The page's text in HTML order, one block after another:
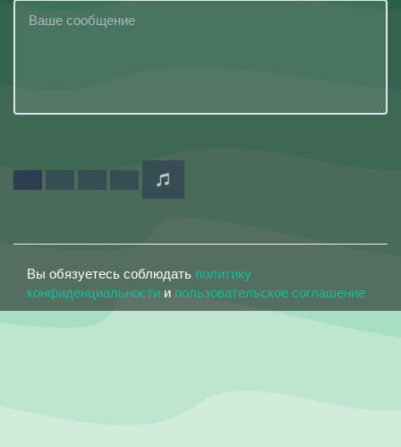
Вы обязуетесь соблюдать политику
конфиденциальности и пользовательское соглашение